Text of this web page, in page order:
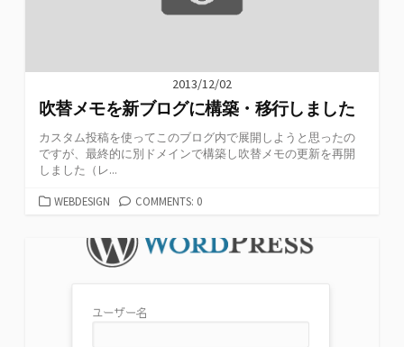
2013/12/02
吹替メモを新ブログに構築・移行しました
カスタム投稿を使ってこのブログ内で展開しようと思ったの
ですが、最終的に別ドメインで構築し吹替メモの更新を再開
しました（レ...
カWEBDESIGN COMMENTS: 0